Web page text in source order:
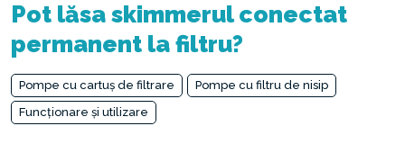
Pot lăsa skimmerul conectat
permanent la filtru?
Pompe cu cartuș de filtrare
Pompe cu filtru de nisip
Funcționare și utilizare